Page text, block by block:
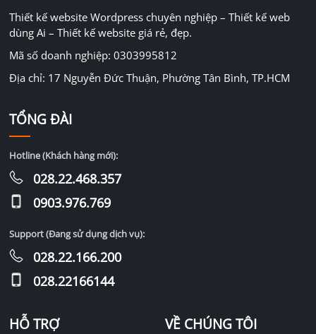
Thiết kế website Wordpress chuyên nghiệp – Thiết kế web
dùng Ai – Thiết kế website giá rẻ, đẹp.
Mã số doanh nghiệp: 0303995812
Địa chỉ: 17 Nguyễn Đức Thuận, Phường Tân Bình, TP.HCM
HỖ TRỢ VỀ CHÚNG TÔI
TỔNG ĐÀI
Hotline (Khách hàng mới):
028.22.468.357
0903.976.769
Support (Đang sử dụng dịch vụ):
028.22.166.200
028.22166144